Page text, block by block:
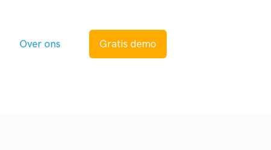
Over ons Gratis demo